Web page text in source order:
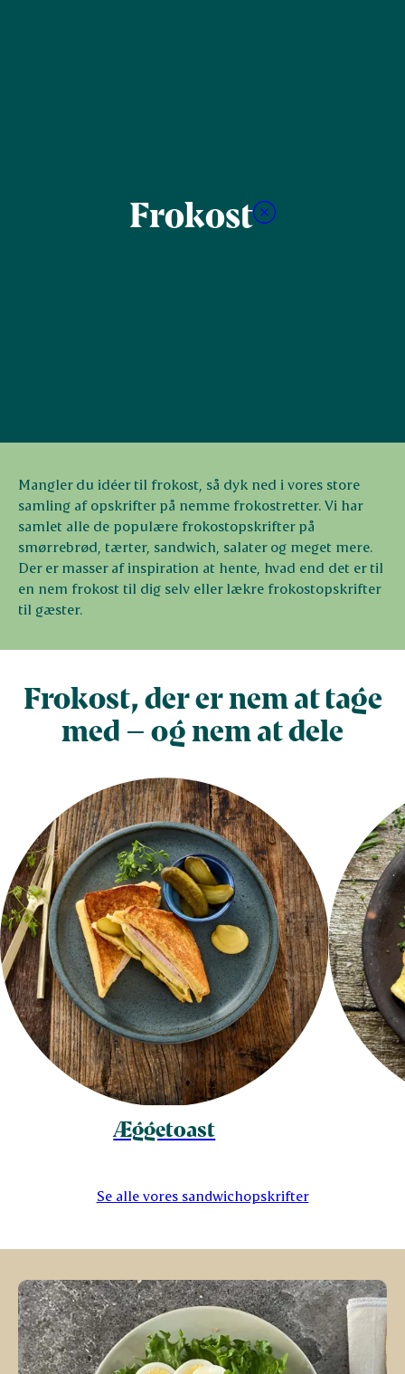
Frokost
Mangler du idéer til frokost, så dyk ned i vores store
samling af opskrifter på nemme frokostretter. Vi har
samlet alle de populære frokostopskrifter på
smørrebrød, tærter, sandwich, salater og meget mere.
Der er masser af inspiration at hente, hvad end det er til
en nem frokost til dig selv eller lækre frokostopskrifter
til gæster.
Frokost, der er nem at tage
med – og nem at dele
Æggetoast
Se alle vores sandwichopskrifter